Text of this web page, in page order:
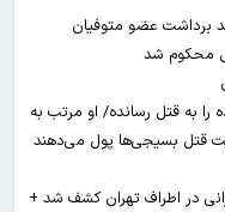
برداشت عضو متوفیان
را به قتل رسانده/ او مرتب به
قتل بسیجی‌ها پول می‌دهند
در اطراف تهران کشف شد +